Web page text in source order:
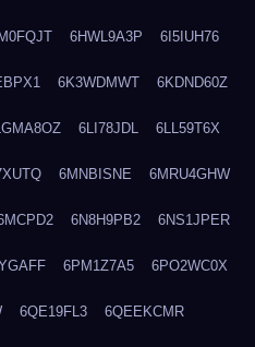
6HWL9A3P 6I5IUH76
6K3WDMWT 6KDND60Z
6LI78JDL 6LL59T6X
6MNBISNE 6MRU4GHW
6N8H9PB2 6NS1JPER
6PM1Z7A5 6PO2WC0X
6QE19FL3 6QEEKCMR